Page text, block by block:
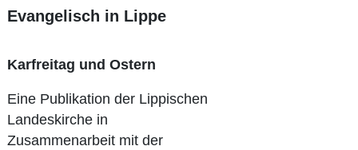
Evangelisch in Lippe
Karfreitag und Ostern
Eine Publikation der Lippischen
Landeskirche in
Zusammenarbeit mit der